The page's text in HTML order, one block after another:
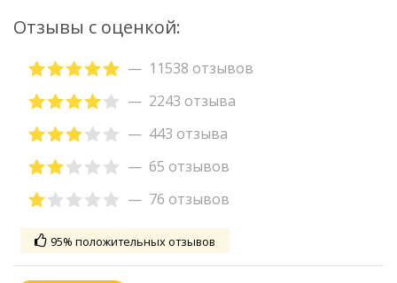
Отзывы с оценкой:
11538 отзывов
2243 отзыва
443 отзыва
65 отзывов
76 отзывов
95% положительных отзывов